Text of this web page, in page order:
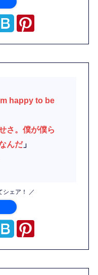
happy to be
さ。僕が僕ら
んだ」
シェア！ ／